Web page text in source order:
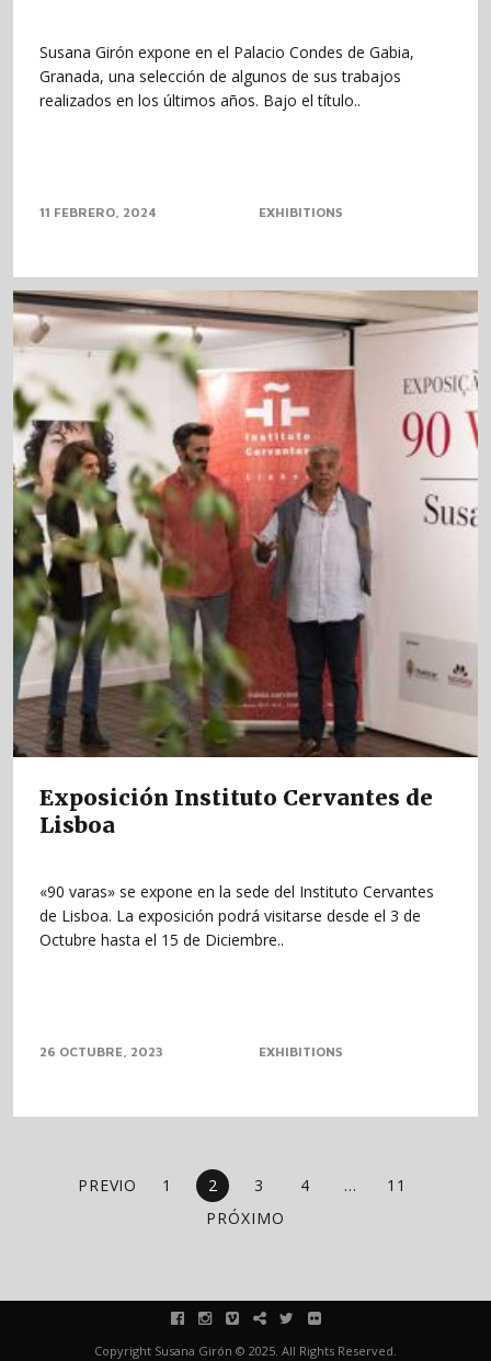
Susana Girón expone en el Palacio Condes de Gabia,
Granada, una selección de algunos de sus trabajos
realizados en los últimos años. Bajo el título..
11 FEBRERO, 2024 EXHIBITIONS
Exposición Instituto Cervantes de
Lisboa
«90 varas» se expone en la sede del Instituto Cervantes
de Lisboa. La exposición podrá visitarse desde el 3 de
Octubre hasta el 15 de Diciembre..
26 OCTUBRE, 2023 EXHIBITIONS
PREVIO 1 2 3 4 …
11
PRÓXIMO
facebookinstagram
vimeoblink twitter
Copyright Susana Girón © 2025. All Rights Reserved.